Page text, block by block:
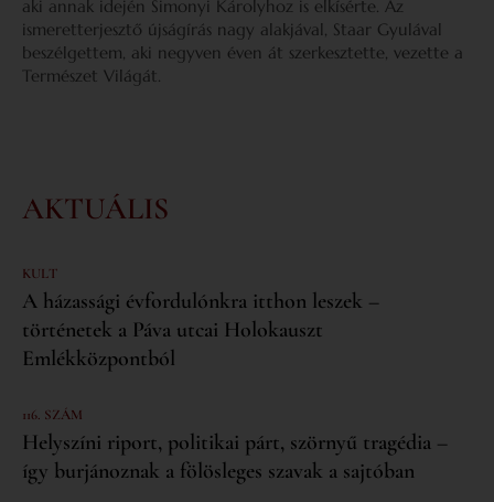
aki annak idején Simonyi Károlyhoz is elkísérte. Az
ismeretterjesztő újságírás nagy alakjával, Staar Gyulával
beszélgettem, aki negyven éven át szerkesztette, vezette a
Természet Világát.
AKTUÁLIS
KULT
A házassági évfordulónkra itthon leszek –
történetek a Páva utcai Holokauszt
Emlékközpontból
116. SZÁM
Helyszíni riport, politikai párt, szörnyű tragédia –
így burjánoznak a fölösleges szavak a sajtóban